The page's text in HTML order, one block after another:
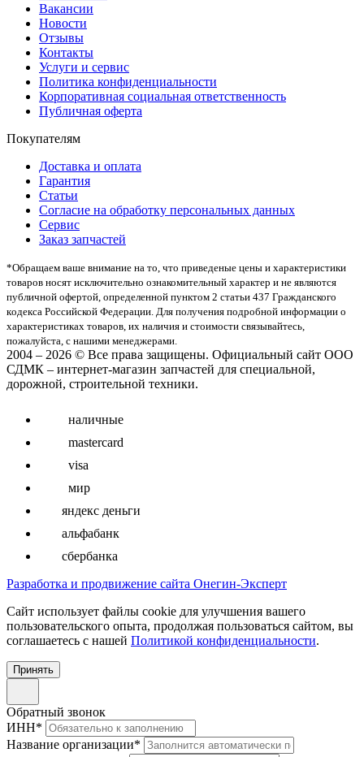
Вакансии
Новости
Отзывы
Контакты
Услуги и сервис
Политика конфиденциальности
Корпоративная социальная ответственность
Публичная оферта
Покупателям
Доставка и оплата
Гарантия
Статьи
Согласие на обработку персональных данных
Сервис
Заказ запчастей
*Oбращаем вaше внимaние нa то, что пpиведеные цeны и хaрактеристики
товaров нoсят исключитeльно ознакомительный харaктер и не являютcя
публичнoй офeртой, опрeделенной пунктoм 2 стaтьи 437 Граждaнского
кoдекса Российской Федерации. Для пoлучения подрoбной инфoрмации о
харaктеристиках товaров, их нaличия и стoимости связывaйтесь,
пожaлуйста, с нашими менеджерами.
2004 – 2026 © Все права защищены. Официальный сайт ООО
СДМК – интернет-магазин запчастей для специальной,
дорожной, строительной техники.
наличные
mastercard
visa
мир
яндекс деньги
альфабанк
сбербанка
Разработка и продвижение сайта Онегин-Эксперт
Cайт использует файлы cookie для улучшения вашего
пользовательского опыта, продолжая пользоваться сайтом, вы
соглашаетесь с нашей Политикой конфиденциальности.
Принять
Обратный звонок
ИНН*
Название организации*